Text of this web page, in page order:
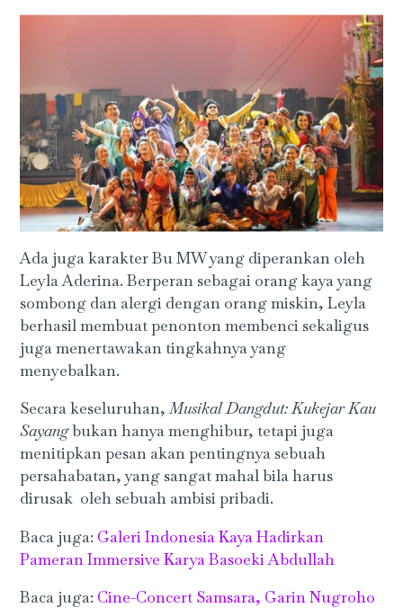
Ada juga karakter Bu MW yang diperankan oleh
Leyla Aderina. Berperan sebagai orang kaya yang
sombong dan alergi dengan orang miskin, Leyla
berhasil membuat penonton membenci sekaligus
juga menertawakan tingkahnya yang
menyebalkan.
Secara keseluruhan,Musikal Dangdut: Kukejar Kau
Sayangbukan hanya menghibur, tetapi juga
menitipkan pesan akan pentingnya sebuah
persahabatan, yang sangat mahal bila harus
dirusak oleh sebuah ambisi pribadi.
Baca juga: Galeri Indonesia Kaya Hadirkan
Pameran Immersive Karya Basoeki Abdullah
Baca juga: Cine-Concert Samsara, Garin Nugroho